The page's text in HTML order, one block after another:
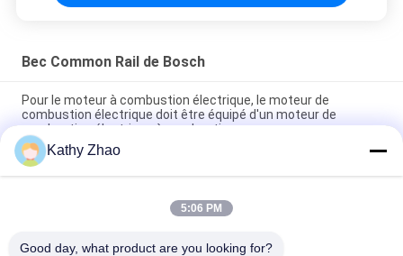
Bec Common Rail de Bosch
Pour le moteur à combustion électrique, le moteur de
combustion électrique doit être équipé d'un moteur de
combustion électrique à combustion.
Buse d'injecteur à rampe commune DLLA141P2146 pour
injecteurs 0445120134
DSLA150P1438 Buse commune de rail 0433175425 Pour
Kathy Zhao
5:06 PM
Good day, what product are you looking for?